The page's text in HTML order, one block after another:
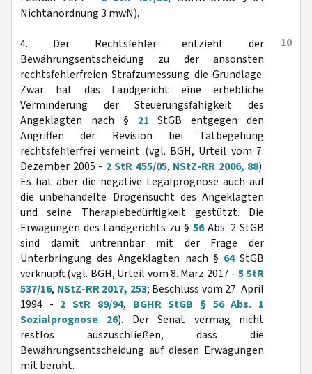
Nichtanordnung 3 mwN).
10
4. Der Rechtsfehler entzieht der
Bewährungsentscheidung zu der ansonsten
rechtsfehlerfreien Strafzumessung die Grundlage.
Zwar hat das Landgericht eine erhebliche
Verminderung der Steuerungsfähigkeit des
Angeklagten nach § 21 StGB entgegen den
Angriffen der Revision bei Tatbegehung
rechtsfehlerfrei verneint (vgl. BGH, Urteil vom 7.
Dezember 2005 - 2 StR 455/05, NStZ-RR 2006, 88).
Es hat aber die negative Legalprognose auch auf
die unbehandelte Drogensucht des Angeklagten
und seine Therapiebedürftigkeit gestützt. Die
Erwägungen des Landgerichts zu § 56Abs. 2 StGB
sind damit untrennbar mit der Frage der
Unterbringung des Angeklagten nach § 64StGB
verknüpft (vgl. BGH, Urteil vom 8. März 2017 - 5 StR
537/16, NStZ-RR 2017, 253; Beschluss vom 27. April
1994 - 2 StR 89/94, BGHR StGB § 56 Abs. 1
Sozialprognose 26). Der Senat vermag nicht
restlos auszuschließen, dass die
Bewährungsentscheidung auf diesen Erwägungen
mit beruht.